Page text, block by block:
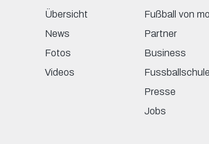
Übersicht
News
Fotos
Videos
Fußball von
Partner
Business
Fussballschule
Presse
Jobs